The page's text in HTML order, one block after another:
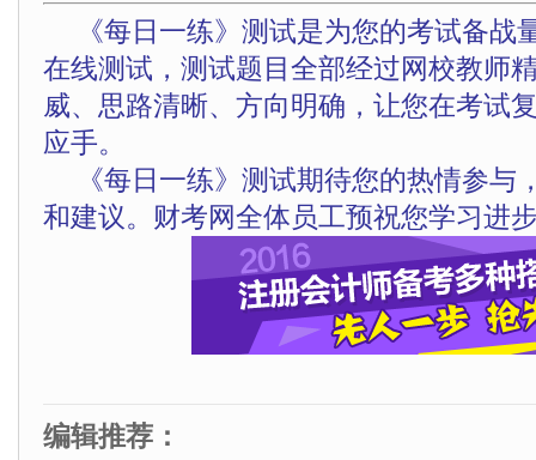
《每日一练》测试是为您的考试备战
在线测试，测试题目全部经过网校教师
威、思路清晰、方向明确，让您在考试
应手。
《每日一练》测试期待您的热情参与
和建议。财考网全体员工预祝您学习进
编辑推荐：